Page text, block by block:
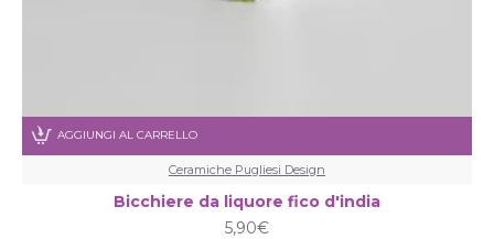
Ceramiche Pugliesi Design
Bicchiere da liquore fico d'india
5,90€
AGGIUNGI AL CARRELLO